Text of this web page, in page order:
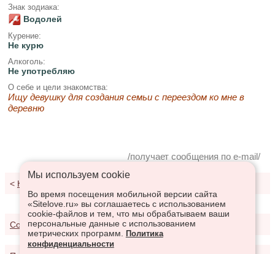
Знак зодиака:
Водолей
Курение:
Не курю
Алкоголь:
Не употребляю
О себе и цели знакомства:
Ищу девушку для создания семьи с переездом ко мне в
деревню
/получает сообщения по e-mail/
< К результатам поиска
Соглашение о предоставлении услуг
Мы используем сookie
Во время посещения мобильной версии сайта
«Sitelove.ru» вы соглашаетесь с использованием
cookie-файлов и тем, что мы обрабатываем ваши
персональные данные с использованием
метрических программ.
Политика
конфиденциальности